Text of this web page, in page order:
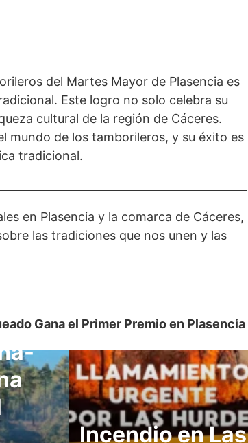
del Martes Mayor de Plasencia es
Este logro no solo celebra su
cultural de la región de Cáceres.
mundo de los tamborileros, y su éxito es
tradicional.
en Plasencia y la comarca de Cáceres,
las tradiciones que nos unen y las
Gana el Primer Premio en Plasencia
Incendio en Las